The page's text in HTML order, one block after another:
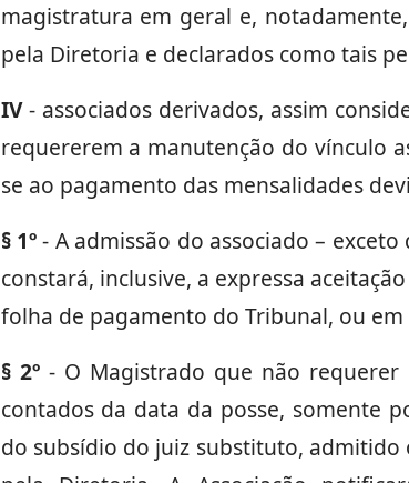
magistratura em geral e,
pela Diretoria e declarados como tais
IV- associados derivados, assim
requererem a manutenção do vínculo
se ao pagamento das mensalidades
§ 1º- A admissão do associado –
constará, inclusive, a expressa
folha de pagamento do Tribunal, ou
§ 2º- O Magistrado que não requerer
contados da data da posse, somente
do subsídio do juiz substituto, admitido